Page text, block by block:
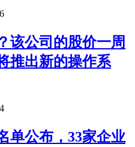
该公司的股价一周
推出新的操作系
单公布，33家企业